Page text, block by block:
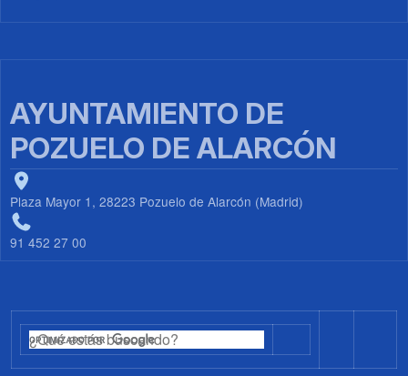
AYUNTAMIENTO DE
POZUELO DE ALARCÓN
Plaza Mayor 1, 28223 Pozuelo de Alarcón (Madrid)
91 452 27 00